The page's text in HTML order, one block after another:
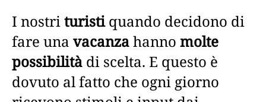
I nostrituristiquando decidono di
fare una vacanzahanno molte
possibilità di scelta. E questo è
dovuto al fatto che ogni giorno